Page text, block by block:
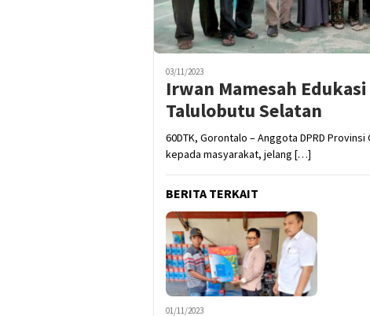
03/11/2023
Irwan Mamesah
Talulobutu Selatan
60DTK, Gorontalo – Anggota DPRD
kepada masyarakat, jelang […]
BERITA TERKAIT
01/11/2023